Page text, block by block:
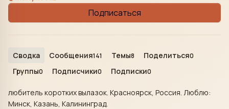
Подписаться
Сводка Сообщения141 Темы8 Поделиться0
Группы0 Подписчики0 Подписки0
любитель коротких вылазок. Красноярск, Россия. Люблю:
Минск, Казань, Калининград.